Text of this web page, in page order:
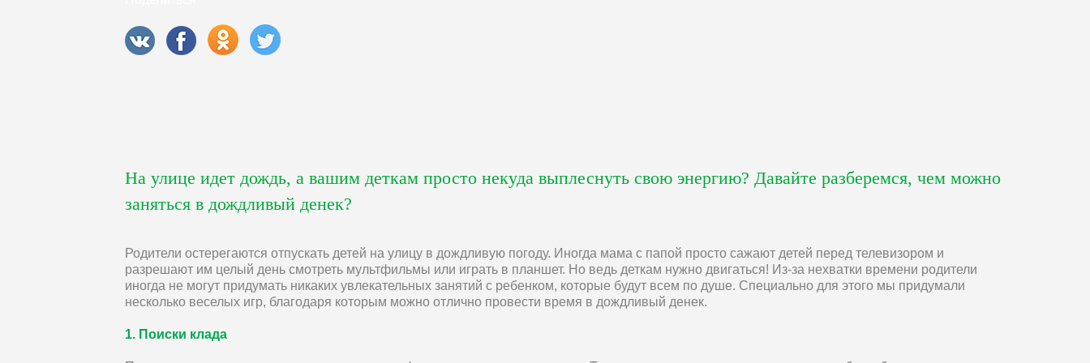
На улице идет дождь, а вашим деткам просто некуда выплеснуть свою энергию? Давайте разберемся, чем можно
заняться в дождливый денек?
Родители остерегаются отпускать детей на улицу в дождливую погоду. Иногда мама с папой просто сажают детей перед телевизором и
разрешают им целый день смотреть мультфильмы или играть в планшет. Но ведь деткам нужно двигаться! Из-за нехватки времени родители
иногда не могут придумать никаких увлекательных занятий с ребенком, которые будут всем по душе. Специально для этого мы придумали
несколько веселых игр, благодаря которым можно отлично провести время в дождливый денек.
1. Поиски клада